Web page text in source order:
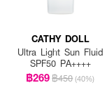
CATHY DOLL
Ultra Light Sun Fluid
SPF50 PA++++
฿269฿450 (40%)